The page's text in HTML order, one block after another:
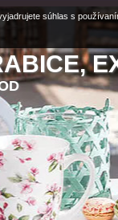
súhlas s